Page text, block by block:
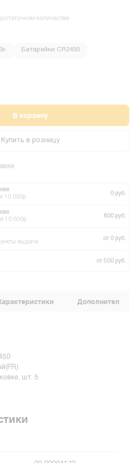
количестве
Батарейки CR2450
В корзину
Купить в розницу
10.000р
0 руб.
10.000р
800 руб.
выдачи
от 0 руб.
от 500 руб.
шт: 5